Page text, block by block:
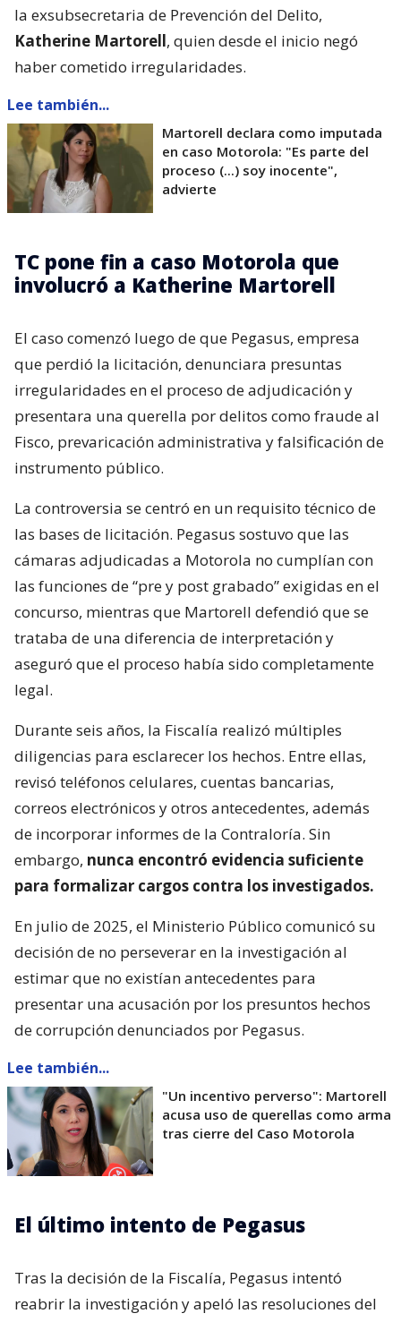
la exsubsecretaria de Prevención del Delito,
Katherine Martorell, quien desde el inicio negó
haber cometido irregularidades.
Lee también...
Martorell declara como imputada
en caso Motorola: "Es parte del
proceso (...) soy inocente",
advierte
TC pone fin a caso Motorola que
involucró a Katherine Martorell
El caso comenzó luego de que Pegasus, empresa
que perdió la licitación, denunciara presuntas
irregularidades en el proceso de adjudicación y
presentara una querella por delitos como fraude al
Fisco, prevaricación administrativa y falsificación de
instrumento público.
La controversia se centró en un requisito técnico de
las bases de licitación. Pegasus sostuvo que las
cámaras adjudicadas a Motorola no cumplían con
las funciones de “pre y post grabado” exigidas en el
concurso, mientras que Martorell defendió que se
trataba de una diferencia de interpretación y
aseguró que el proceso había sido completamente
legal.
Durante seis años, la Fiscalía realizó múltiples
diligencias para esclarecer los hechos. Entre ellas,
revisó teléfonos celulares, cuentas bancarias,
correos electrónicos y otros antecedentes, además
de incorporar informes de la Contraloría. Sin
embargo, nunca encontró evidencia suficiente
para formalizar cargos contra los investigados.
En julio de 2025, el Ministerio Público comunicó su
decisión de no perseverar en la investigación al
estimar que no existían antecedentes para
presentar una acusación por los presuntos hechos
de corrupción denunciados por Pegasus.
Lee también...
"Un incentivo perverso": Martorell
acusa uso de querellas como arma
tras cierre del Caso Motorola
El último intento de Pegasus
Tras la decisión de la Fiscalía, Pegasus intentó
reabrir la investigación y apeló las resoluciones del